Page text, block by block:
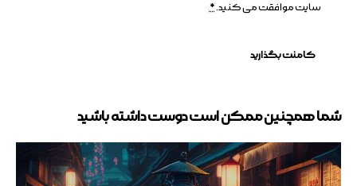
سایت موافقت می کنید.*
شما همچنین ممکن است دوست داشته باشید